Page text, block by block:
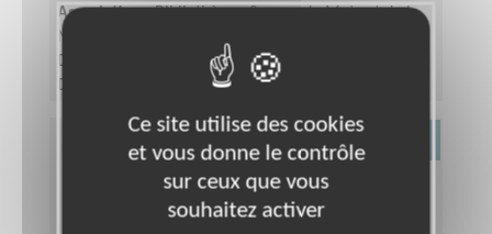
Association :Bibliothèque Sonore de Metz et de la
Moselle
Date :
Disponibilité demandée :
Quelques heures par
après-midi, de 14 heures à 16 heures 30 et
participation aux évènements.
Ce site utilise des cookies
et vous donne le contrôle
sur ceux que vous
souhaitez activer